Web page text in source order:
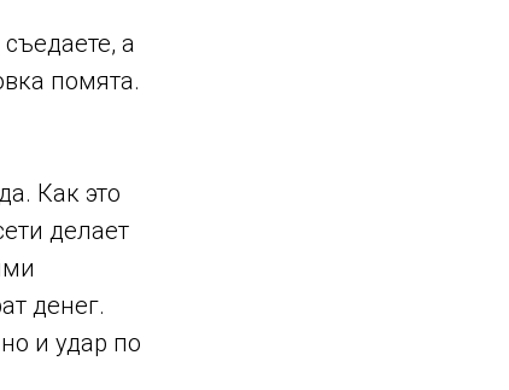
а
помята.
Как это
делает
денег.
и удар по